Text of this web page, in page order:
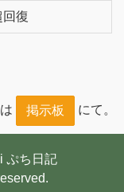
回復
掲示板 にて。
ぷち日記